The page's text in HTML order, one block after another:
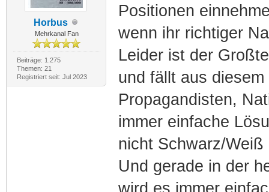
Horbus
Mehrkanal Fan
Beiträge: 1.275
Themen: 21
Registriert seit: Jul 2023
Positionen
wenn ihr richtiger
Leider ist der
und fällt aus
Propagandisten,
immer einfache
nicht Schwarz/
Und gerade in der
wird es immer